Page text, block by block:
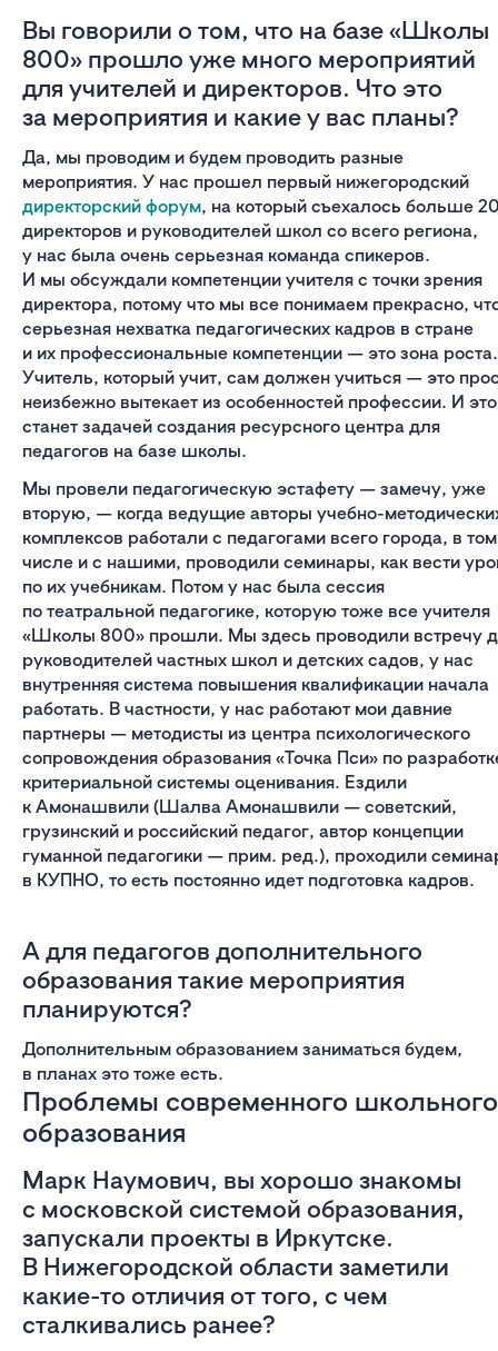
Вы говорили о том, что на базе «Школы
800» прошло уже много мероприятий
для учителей и директоров. Что это
за мероприятия и какие у вас планы?
Да, мы проводим и будем проводить разные
мероприятия. У нас прошел первый нижегородский
директорский форум, на который съехалось больше
директоров и руководителей школ со всего региона,
у нас была очень серьезная команда спикеров.
И мы обсуждали компетенции учителя с точки зрения
директора, потому что мы все понимаем прекрасно,
серьезная нехватка педагогических кадров в стране
и их профессиональные компетенции — это зона роста.
Учитель, который учит, сам должен учиться — это
неизбежно вытекает из особенностей профессии. И это
станет задачей создания ресурсного центра для
педагогов на базе школы.
Мы провели педагогическую эстафету — замечу, уже
вторую, — когда ведущие авторы учебно-
комплексов работали с педагогами всего города, в том
числе и с нашими, проводили семинары, как вести
по их учебникам. Потом у нас была сессия
по театральной педагогике, которую тоже все учителя
«Школы 800» прошли. Мы здесь проводили встречу
руководителей частных школ и детских садов, у нас
внутренняя система повышения квалификации начала
работать. В частности, у нас работают мои давние
партнеры — методисты из центра психологического
сопровождения образования «Точка Пси» по
критериальной системы оценивания. Ездили
к Амонашвили (Шалва Амонашвили — советский,
грузинский и российский педагог, автор концепции
гуманной педагогики — прим. ред.), проходили
в КУПНО, то есть постоянно идет подготовка кадров.
А для педагогов дополнительного
образования такие мероприятия
планируются?
Дополнительным образованием заниматься будем,
в планах это тоже есть.
Проблемы современного школьного
образования
Марк Наумович, вы хорошо знакомы
с московской системой образования,
запускали проекты в Иркутске.
В Нижегородской области заметили
какие-то отличия от того, с чем
сталкивались ранее?